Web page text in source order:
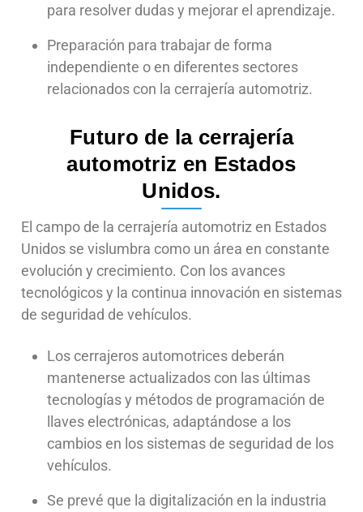
para resolver dudas y mejorar el aprendizaje.
Preparación para trabajar de forma
independiente o en diferentes sectores
relacionados con la cerrajería automotriz.
Futuro de la cerrajería
automotriz en Estados
Unidos.
El campo de la cerrajería automotriz en Estados
Unidos se vislumbra como un área en constante
evolución y crecimiento. Con los avances
tecnológicos y la continua innovación en sistemas
de seguridad de vehículos.
Los cerrajeros automotrices deberán
mantenerse actualizados con las últimas
tecnologías y métodos de programación de
llaves electrónicas, adaptándose a los
cambios en los sistemas de seguridad de los
vehículos.
Se prevé que la digitalización en la industria